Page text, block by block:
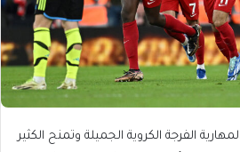
الفرجة الكروية الجميلة وتمنح الكثير